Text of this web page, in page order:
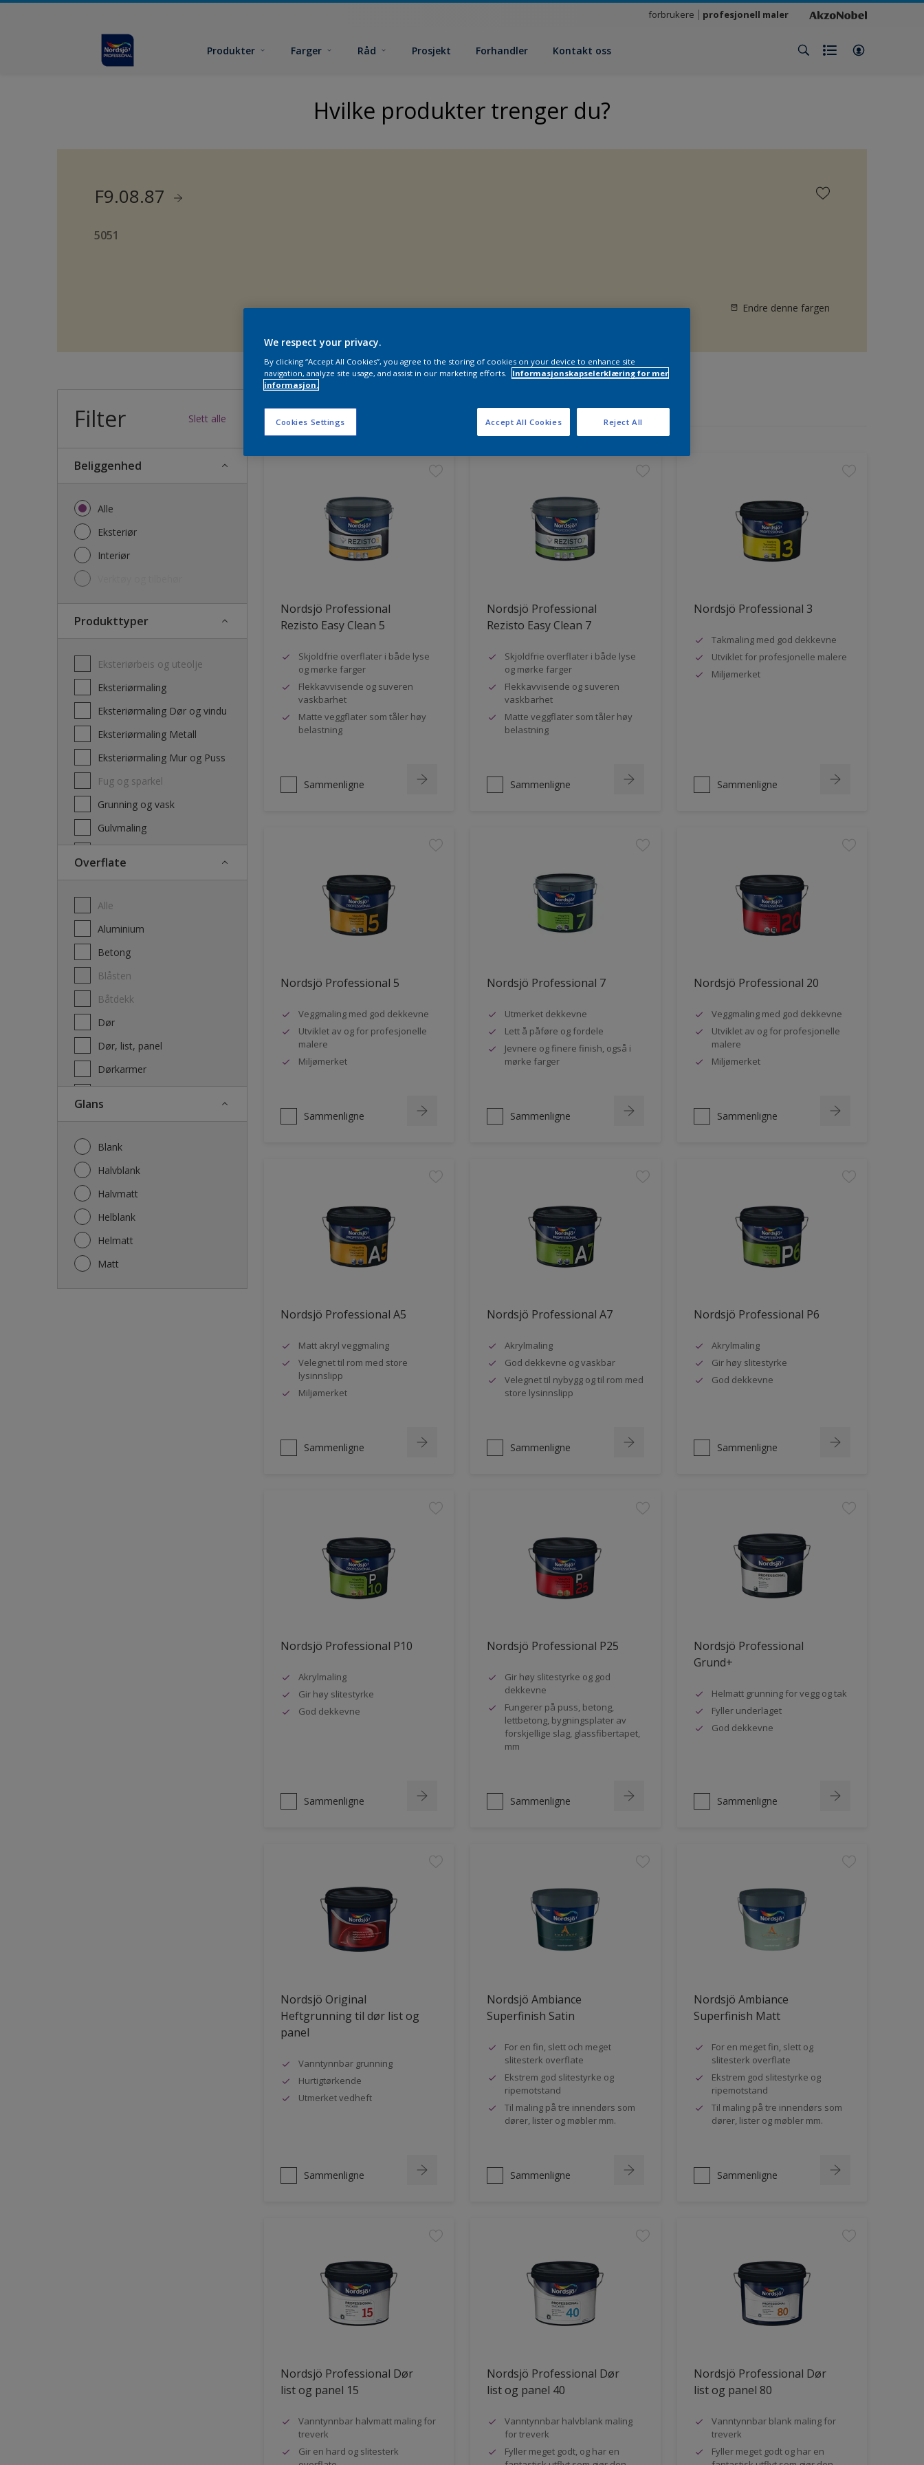
forbrukere profesjonell maler
Produkter Farger Råd Prosjekt Forhandler Kontakt oss
Hvilke produkter trenger du?
F9.08.87
5051
Endre denne fargen
Filter Slett alle
Beliggenhed
Alle
Eksteriør
Interiør
Produkttyper
Eksteriørbeis og uteolje
Eksteriørmaling
Eksteriørmaling Dør og vindu
Eksteriørmaling Metall
Eksteriørmaling Mur og Puss
Fug og sparkel
Grunning og vask
Gulvmaling
Overflate
Alle
Aluminium
Betong
Blåsten
Båtdekk
Dør
Dør, list, panel
Dørkarmer
Glans
Blank
Halvblank
Halvmatt
Helblank
Helmatt
Matt
36produkter funnet
Nordsjö Professional
Rezisto Easy Clean 5
Skjoldfrie overflater i både lyse
og mørke farger
Flekkavvisende og suveren
vaskbarhet
Matte veggflater som tåler høy
belastning
Sammenligne
Nordsjö Professional
Rezisto Easy Clean 7
Skjoldfrie overflater i både lyse
og mørke farger
Flekkavvisende og suveren
vaskbarhet
Matte veggflater som tåler høy
belastning
Sammenligne
Nordsjö Professional 3
Takmaling med god dekkevne
Utviklet for profesjonelle malere
Miljømerket
Sammenligne
Nordsjö Professional 5
Veggmaling med god dekkevne
Utviklet av og for profesjonelle
malere
Miljømerket
Sammenligne
Nordsjö Professional 7
Utmerket dekkevne
Lett å påføre og fordele
Jevnere og finere finish, også i
mørke farger
Sammenligne
Nordsjö Professional 20
Veggmaling med god dekkevne
Utviklet av og for profesjonelle
malere
Miljømerket
Sammenligne
Nordsjö Professional A5
Matt akryl veggmaling
Velegnet til rom med store
lysinnslipp
Miljømerket
Sammenligne
Nordsjö Professional A7
Akrylmaling
God dekkevne og vaskbar
Velegnet til nybygg og til rom med
store lysinnslipp
Sammenligne
Nordsjö Professional P6
Akrylmaling
Gir høy slitestyrke
God dekkevne
Sammenligne
Nordsjö Professional P10
Akrylmaling
Gir høy slitestyrke
God dekkevne
Sammenligne
Nordsjö Professional P25
Gir høy slitestyrke og god
dekkevne
Fungerer på puss, betong,
lettbetong, bygningsplater av
forskjellige slag, glassfibertapet,
mm
Sammenligne
Nordsjö Professional
Grund+
Helmatt grunning for vegg og tak
Fyller underlaget
God dekkevne
Sammenligne
Nordsjö Original
Heftgrunning til dør list og
panel
Vanntynnbar grunning
Hurtigtørkende
Utmerket vedheft
Sammenligne
Nordsjö Ambiance
Superfinish Satin
For en fin, slett och meget
slitesterk overflate
Ekstrem god slitestyrke og
ripemotstand
Til maling på tre innendørs som
dører, lister og møbler mm.
Sammenligne
Nordsjö Ambiance
Superfinish Matt
For en meget fin, slett og
slitesterk overflate
Ekstrem god slitestyrke og
ripemotstand
Til maling på tre innendørs som
dører, lister og møbler mm.
Sammenligne
Nordsjö Professional Dør
list og panel 15
Vanntynnbar halvmatt maling for
treverk
Gir en hard og slitesterk
Nordsjö Professional Dør
list og panel 40
Vanntynnbar halvblank maling
for treverk
Fyller meget godt, og har en
Nordsjö Professional Dør
list og panel 80
Vanntynnbar blank maling for
treverk
Fyller meget godt og har en
We respect your privacy.
By clicking “Accept All Cookies”, you agree to the storing of cookies on your device to enhance site
navigation, analyze site usage, and assist in our marketing efforts.
Informasjonskapselerklæring for mer
informasjon.
Cookies Settings Reject All
Accept All Cookies